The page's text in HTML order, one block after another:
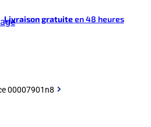
Livraison gratuiteen 48 heures
00007901n8